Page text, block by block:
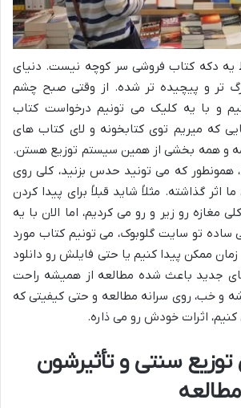
یه دکه کتاب فروشی سر کوچه نیست. دنیای
تر و پیچیده تر شده. از وقتی صبح چشم
و با یه کلیک می تونیم درخواست کتاب
که میریم توی کتابخونه و لای کتاب های
و همه بخشی از همین سیستم توزیع هستن.
همونطور که می تونید حدس بزنید، کلی روی
اثر گذاشته. مثلاً شاید قبلاً برای پیدا کردن
مغازه رو زیر و رو می کردیم، اما الان با یه
ساده تو سایت گلوبوک، می تونیم کتاب مورد
ممکن پیدا کنیم یا حتی فایلش رو دانلود
جدید باعث شده مطالعه از همیشه راحت
و خب، روی سرانه مطالعه و حتی کیفیتی که
اثرات خودش رو می ذاره.
سنتی و تأثیرشون